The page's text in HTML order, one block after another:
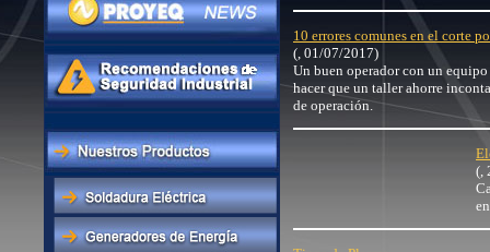
10 errores comunes en el corte
(, 01/07/2017)
Un buen operador con un
hacer que un taller ahorre
de operación.
(,